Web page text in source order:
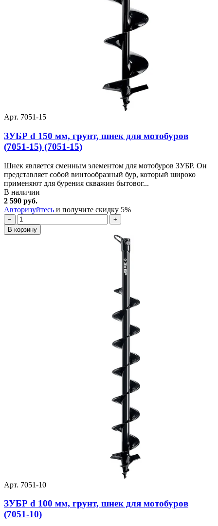
Арт. 7051-15
ЗУБР d 150 мм, грунт, шнек для мотобуров
(7051-15) (7051-15)
Шнек является сменным элементом для мотобуров ЗУБР. Он
представляет собой винтообразный бур, который широко
применяют для бурения скважин бытовог...
В наличии
2 590 руб.
Авторизуйтесь и получите скидку 5%
−
+
В корзину
Арт. 7051-10
ЗУБР d 100 мм, грунт, шнек для мотобуров
(7051-10)